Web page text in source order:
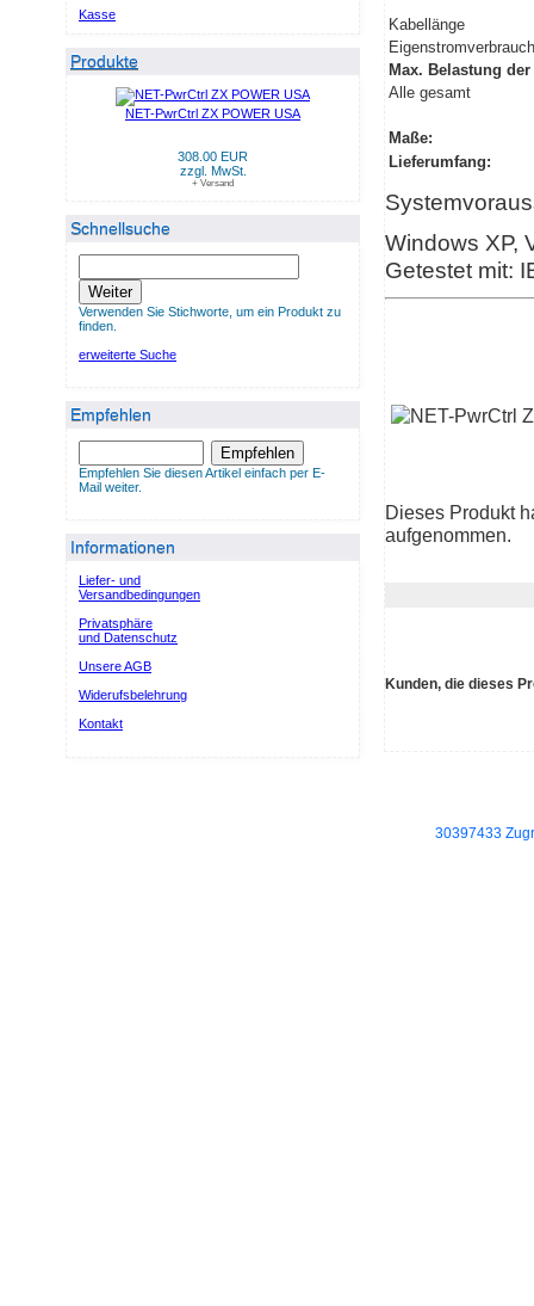
Kasse
Produkte
NET-PwrCtrl ZX POWER USA
308.00 EUR
zzgl. MwSt.
+ Versand
Schnellsuche
Weiter
Verwenden Sie Stichworte, um ein Produkt zu
finden.
erweiterte Suche
Empfehlen
Empfehlen
Empfehlen Sie diesen Artikel einfach per E-
Mail weiter.
Informationen
Liefer- und
Versandbedingungen
Privatsphäre
und Datenschutz
Unsere AGB
Widerufsbelehrung
Kontakt
Kabellänge
Eigenstromverbrauch
Max. Belastung
Alle gesamt
Maße:
Lieferumfang:
Windows XP,
Getestet mit:
Dieses Produkt
aufgenommen.
Kunden, die dieses
30397433